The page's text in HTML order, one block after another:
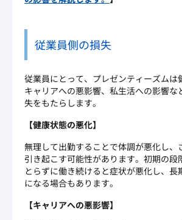
従業員側の損失
従業員にとって、プレゼンティーズムは
キャリアへの悪影響、私生活への影響な
失をもたらします。
【健康状態の悪化】
無理して出勤することで体調が悪化し、
引き起こす可能性があります。初期の段
とらずに働き続けると症状が悪化し、長
になる場合もあります。
【キャリアへの悪影響】